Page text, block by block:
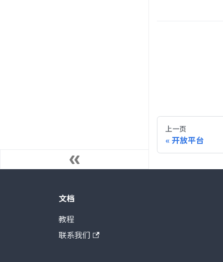
上一页
开放平台
文档
教程
联系我们